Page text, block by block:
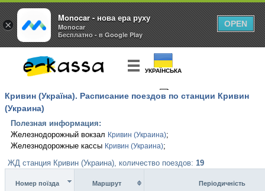
УКРАЇНСЬКА
Кривин (Україна). Расписание поездов по станции Кривин
(Украина)
Полезная информация:
Железнодорожный вокзал Кривин (Украина);
Железнодорожные кассы Кривин (Украина);
ЖД станция Кривин (Украина), количество поездов: 19
Номер поїзда Маршрут Перiодичнiсть
×
Monocar - нова ера руху
Monocar
Бесплатно - в Google Play
OPEN